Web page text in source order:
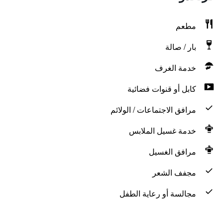
مطعم
بار / صالة
خدمة الغرف
كابل أو قنوات فضائية
مرافق الاجتماعات / الولائم
خدمة غسيل الملابس
مرافق الغسيل
مجفف الشعر
مجالسة أو رعاية الطفل